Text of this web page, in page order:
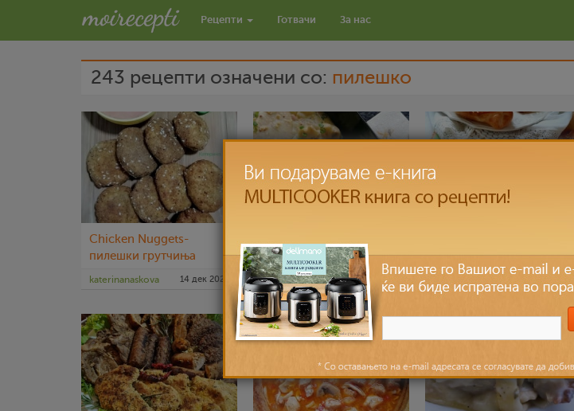
Рецепти Готвачи За нас
243 рецепти означени со: пилешко
Chicken Nuggets-
пилешки грутчиња
katerinanaskova 14 дек 2022
прекрасен сос со
целозрнест сенф
katerinanaskova 20 апр 2022
пилешко и сланина
saram-baram 23 фев 2022